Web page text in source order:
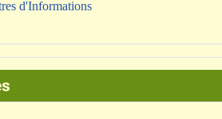
d'Informations